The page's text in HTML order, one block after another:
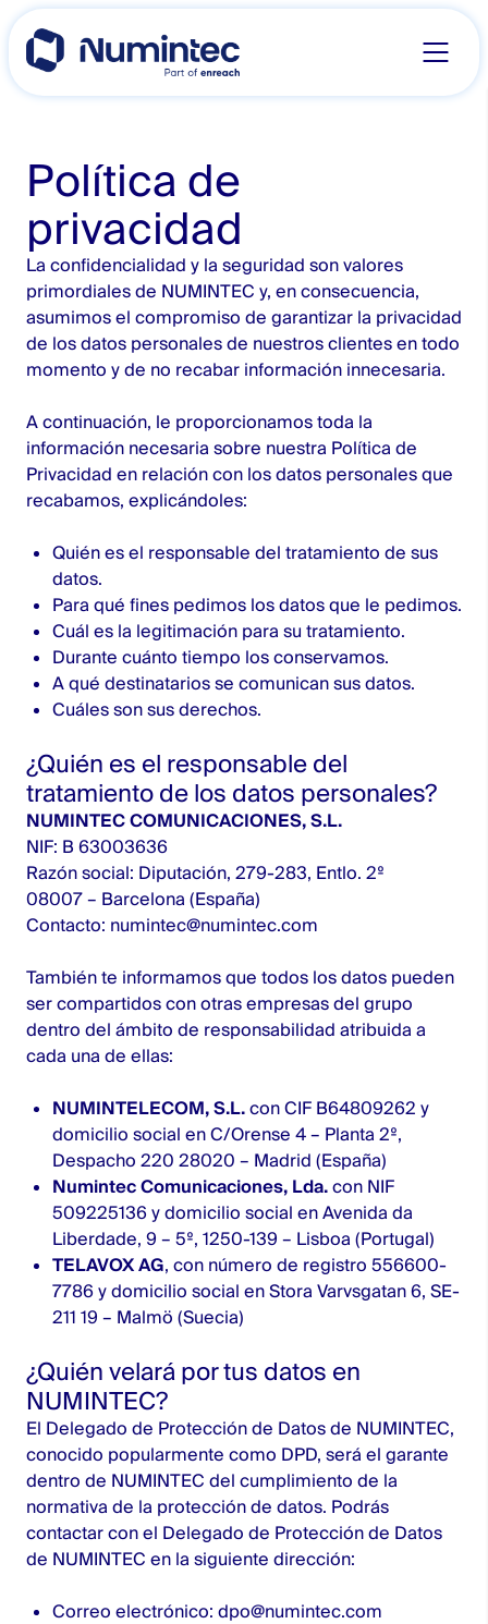
Skip
content
Política de
privacidad
La confidencialidad y la seguridad son valores
primordiales de NUMINTEC y, en consecuencia,
asumimos el compromiso de garantizar la privacidad
de los datos personales de nuestros clientes en todo
momento y de no recabar información innecesaria.
A continuación, le proporcionamos toda la
información necesaria sobre nuestra Política de
Privacidad en relación con los datos personales que
recabamos, explicándoles:
Quién es el responsable del tratamiento de sus
datos.
Para qué fines pedimos los datos que le pedimos.
Cuál es la legitimación para su tratamiento.
Durante cuánto tiempo los conservamos.
A qué destinatarios se comunican sus datos.
Cuáles son sus derechos.
¿Quién es el responsable del
tratamiento de los datos personales?
NUMINTEC COMUNICACIONES, S.L.
NIF: B 63003636
Razón social: Diputación, 279-283, Entlo. 2º
08007 – Barcelona (España)
Contacto: numintec@numintec.com
También te informamos que todos los datos pueden
ser compartidos con otras empresas del grupo
dentro del ámbito de responsabilidad atribuida a
cada una de ellas:
NUMINTELECOM, S.L.con CIF B64809262 y
domicilio social en C/Orense 4 – Planta 2º,
Despacho 220 28020 – Madrid (España)
Numintec Comunicaciones, Lda.con NIF
509225136 y domicilio social en Avenida da
Liberdade, 9 – 5º, 1250-139 – Lisboa (Portugal)
TELAVOX AG, con número de registro 556600-
7786 y domicilio social en Stora Varvsgatan 6, SE-
211 19 – Malmö (Suecia)
¿Quién velará por tus datos en
NUMINTEC?
El Delegado de Protección de Datos de NUMINTEC,
conocido popularmente como DPD, será el garante
dentro de NUMINTEC del cumplimiento de la
normativa de la protección de datos. Podrás
contactar con el Delegado de Protección de Datos
de NUMINTEC en la siguiente dirección:
Correo electrónico: dpo@numintec.com